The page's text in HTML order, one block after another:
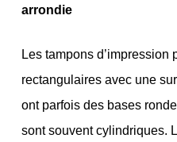
arrondie
Les tampons d’impression
rectangulaires avec une
ont parfois des bases
sont souvent cylindriques.